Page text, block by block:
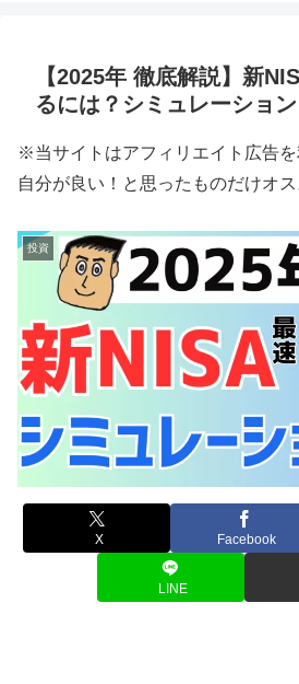
【2025年 徹底解説】新
るには？シミュレーショ
※当サイトはアフィリエイト広告
自分が良い！と思ったものだけオス
投資
X Facebook
LINE